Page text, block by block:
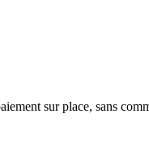
sur place, sans